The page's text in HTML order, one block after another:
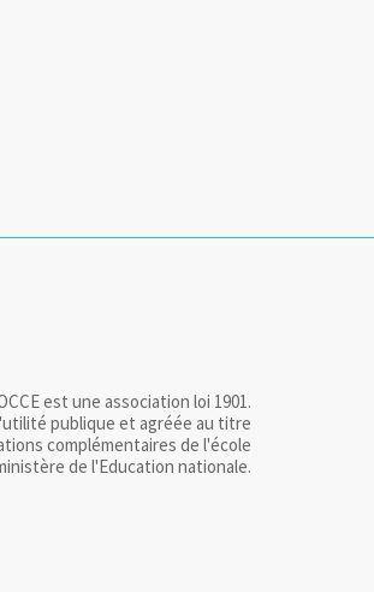
est une association loi 1901.
publique et agréée au titre
complémentaires de l'école
de l'Education nationale.